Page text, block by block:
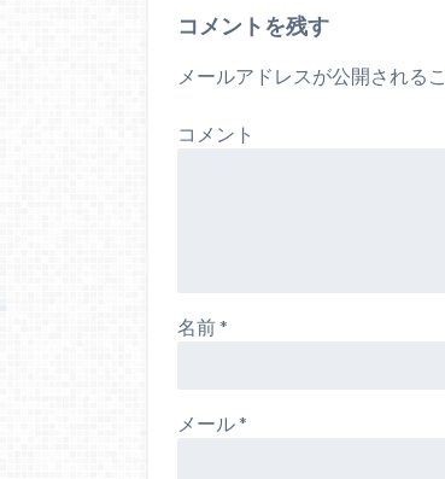
し
い
ィ
ン
で
開
ま
す
コメントを残す
メールアドレスが公開される
コメント
名前*
メール*